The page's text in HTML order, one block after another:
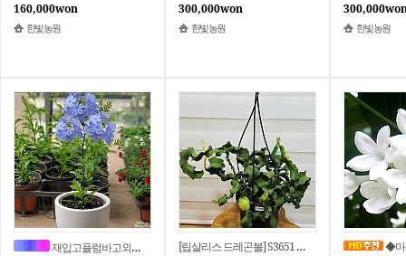
160,000won
한빛농원
300,000won
한빛농원 한빛농원
재입고플럼바고외목대 농장직송입니다 [립살리스 드레곤볼] S3651 중품 꼬불꼬불 늘어지는 수형이 매력적인 행인식물 -동일품배송- 높이:30cm 폭:35cm 열매 식용가능 ◆마다가스카르 자스